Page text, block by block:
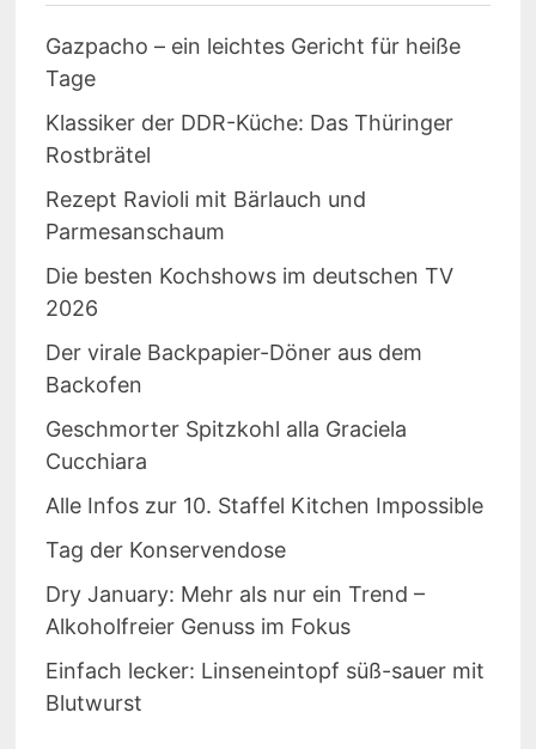
Gazpacho – ein leichtes Gericht für heiße
Tage
Klassiker der DDR-Küche: Das Thüringer
Rostbrätel
Rezept Ravioli mit Bärlauch und
Parmesanschaum
Die besten Kochshows im deutschen TV
2026
Der virale Backpapier-Döner aus dem
Backofen
Geschmorter Spitzkohl alla Graciela
Cucchiara
Alle Infos zur 10. Staffel Kitchen Impossible
Tag der Konservendose
Dry January: Mehr als nur ein Trend –
Alkoholfreier Genuss im Fokus
Einfach lecker: Linseneintopf süß-sauer mit
Blutwurst